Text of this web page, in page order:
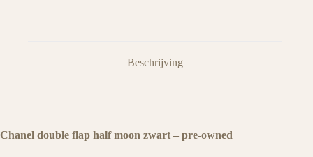
Beschrijving
Chanel double flap half moon zwart – pre-owned